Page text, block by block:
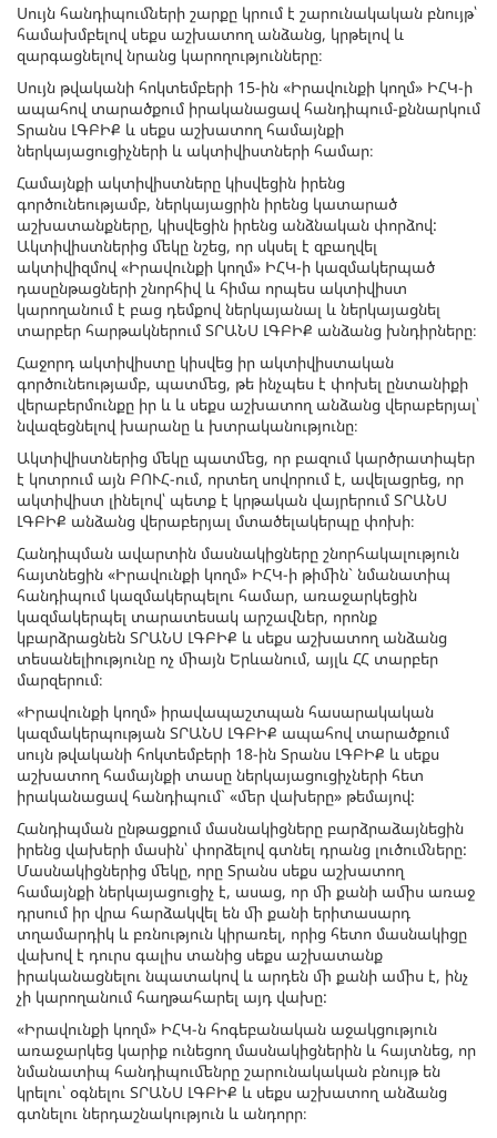
Սույն հանդիպումների շարքը կրում է շարունակական բնույթ՝
համախմբելով սեքս աշխատող անձանց, կրթելով և
զարգացնելով նրանց կարողությունները։
Սույն թվականի հոկտեմբերի 15-ին «Իրավունքի կողմ» ԻՀԿ-ի
ապահով տարածքում իրականացավ հանդիպում-քննարկում
Տրանս ԼԳԲԻՔ և սեքս աշխատող համայնքի
ներկայացուցիչների և ակտիվիստների համար։
Համայնքի ակտիվիստները կիսվեցին իրենց
գործունեությամբ, ներկայացրին իրենց կատարած
աշխատանքները, կիսվեցին իրենց անձնական փորձով:
Ակտիվիստներից մեկը նշեց, որ սկսել է զբաղվել
ակտիվիզմով «Իրավունքի կողմ» ԻՀԿ-ի կազմակերպած
դասընթացների շնորհիվ և հիմա որպես ակտիվիստ
կարողանում է բաց դեմքով ներկայանալ և ներկայացնել
տարբեր հարթակներում ՏՐԱՆՍ ԼԳԲԻՔ անձանց խնդիրները։
Հաջորդ ակտիվիստը կիսվեց իր ակտիվիստական
գործունեությամբ, պատմեց, թե ինչպես է փոխել ընտանիքի
վերաբերմունքը իր և և սեքս աշխատող անձանց վերաբերյալ՝
նվազեցնելով խարանը և խտրականությունը։
Ակտիվիստներից մեկը պատմեց, որ բազում կարծրատիպեր
է կոտրում այն ԲՈՒՀ-ում, որտեղ սովորում է, ավելացրեց, որ
ակտիվիստ լինելով՝ պետք է կրթական վայրերում ՏՐԱՆՍ
ԼԳԲԻՔ անձանց վերաբերյալ մտածելակերպը փոխի։
Հանդիպման ավարտին մասնակիցները շնորհակալություն
հայտնեցին «Իրավունքի կողմ» ԻՀԿ-ի թիմին` նմանատիպ
հանդիպում կազմակերպելու համար, առաջարկեցին
կազմակերպել տարատեսակ արշավներ, որոնք
կբարձրացնեն ՏՐԱՆՍ ԼԳԲԻՔ և սեքս աշխատող անձանց
տեսանելիությունը ոչ միայն Երևանում, այլև ՀՀ տարբեր
մարզերում։
«Իրավունքի կողմ» իրավապաշտպան հասարակական
կազմակերպության ՏՐԱՆՍ ԼԳԲԻՔ ապահով տարածքում
սույն թվականի հոկտեմբերի 18-ին Տրանս ԼԳԲԻՔ և սեքս
աշխատող համայնքի տասը ներկայացուցիչների հետ
իրականացավ հանդիպում` «մեր վախերը» թեմայով:
Հանդիպման ընթացքում մասնակիցները բարձրաձայնեցին
իրենց վախերի մասին՝ փորձելով գտնել դրանց լուծումները:
Մասնակիցներից մեկը, որը Տրանս սեքս աշխատող
համայնքի ներկայացուցիչ է, ասաց, որ մի քանի ամիս առաջ
դրսում իր վրա հարձակվել են մի քանի երիտասարդ
տղամարդիկ և բռնություն կիրառել, որից հետո մասնակիցը
վախով է դուրս գալիս տանից սեքս աշխատանք
իրականացնելու նպատակով և արդեն մի քանի ամիս է, ինչ
չի կարողանում հաղթահարել այդ վախը:
«Իրավունքի կողմ» ԻՀԿ-ն հոգեբանական աջակցություն
առաջարկեց կարիք ունեցող մասնակիցներին և հայտնեց, որ
նմանատիպ հանդիպումենրը շարունակական բնույթ են
կրելու՝ օգնելու ՏՐԱՆՍ ԼԳԲԻՔ և սեքս աշխատող անձանց
գտնելու ներդաշնակություն և անդորր։